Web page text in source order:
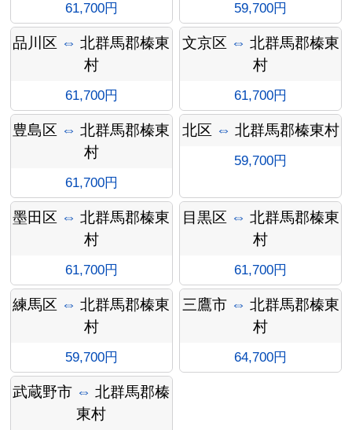
インフ
ォメー
ション
61,700円 59,700円
品川区 ⇔ 北群馬郡榛東
村
61,700円
文京区 ⇔ 北群馬郡榛東
村
61,700円
豊島区 ⇔ 北群馬郡榛東
村
61,700円
北区 ⇔ 北群馬郡榛東村
59,700円
墨田区 ⇔ 北群馬郡榛東
村
61,700円
目黒区 ⇔ 北群馬郡榛東
村
61,700円
練馬区 ⇔ 北群馬郡榛東
村
59,700円
三鷹市 ⇔ 北群馬郡榛東
村
64,700円
武蔵野市 ⇔ 北群馬郡榛
東村